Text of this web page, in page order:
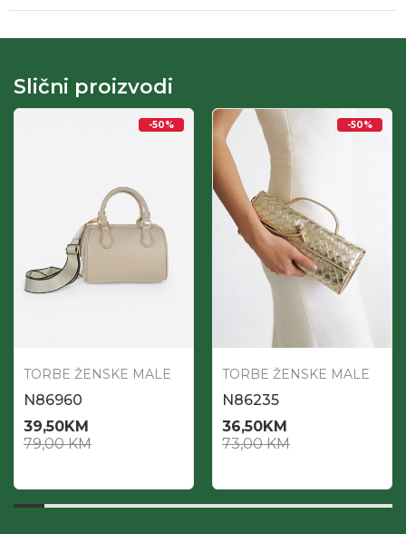
Slični proizvodi
-50%
TORBE ŽENSKE MALE
N86960
39,50KM
79,00KM
-50%
TORBE ŽENSKE MALE
N86235
36,50KM
73,00KM